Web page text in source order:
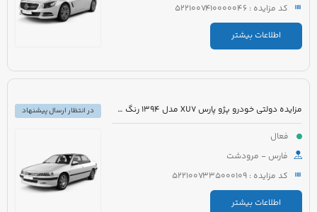
کد مزایده : 5221007410000046
اطلاعات بیشتر
مزایده دولتی خودرو پژو پارس XU7 مدل 1394 رنگ سفید روغنی
فعال
فارس - مرودشت
کد مزایده : 5221007335000109
اطلاعات بیشتر
در انتظار ارسال پیشنهاد